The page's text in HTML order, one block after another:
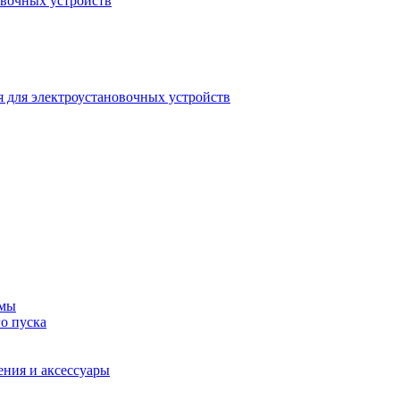
электроустановочных устройств
пуска
и аксессуары